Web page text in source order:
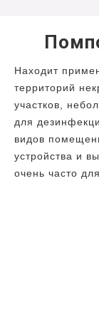
Находит
территорий
участков,
для
видов
устройства и
очень часто